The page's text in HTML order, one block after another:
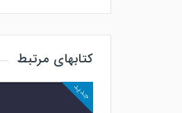
کتابهای مرتبط
جدید